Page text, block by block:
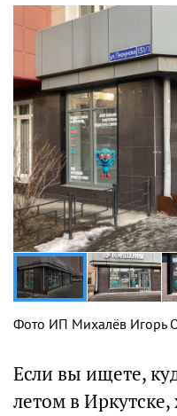
Фото ИП Михалёв Игорь
Если вы ищете,
летом в Иркутске,